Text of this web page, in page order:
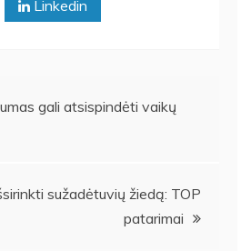
Linkedin
gali atsispindėti vaikų
sužadėtuvių žiedą: TOP
patarimai